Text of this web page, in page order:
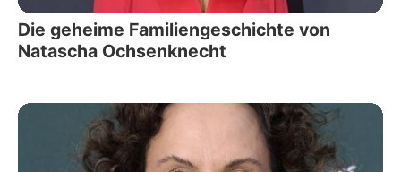
Die geheime Familiengeschichte von
Natascha Ochsenknecht